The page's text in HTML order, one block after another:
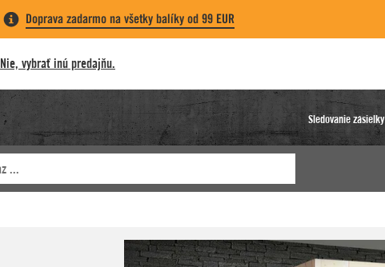
Doprava zadarmo na všetky balíky od 99 EUR
Nie, vybrať inú predajňu.
Sledovanie zásielky